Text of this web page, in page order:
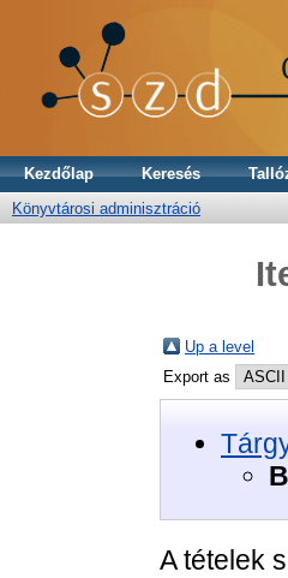
Kezdőlap Keresés
Könyvtárosi adminisztráció
Up a level
Export as
A tételek